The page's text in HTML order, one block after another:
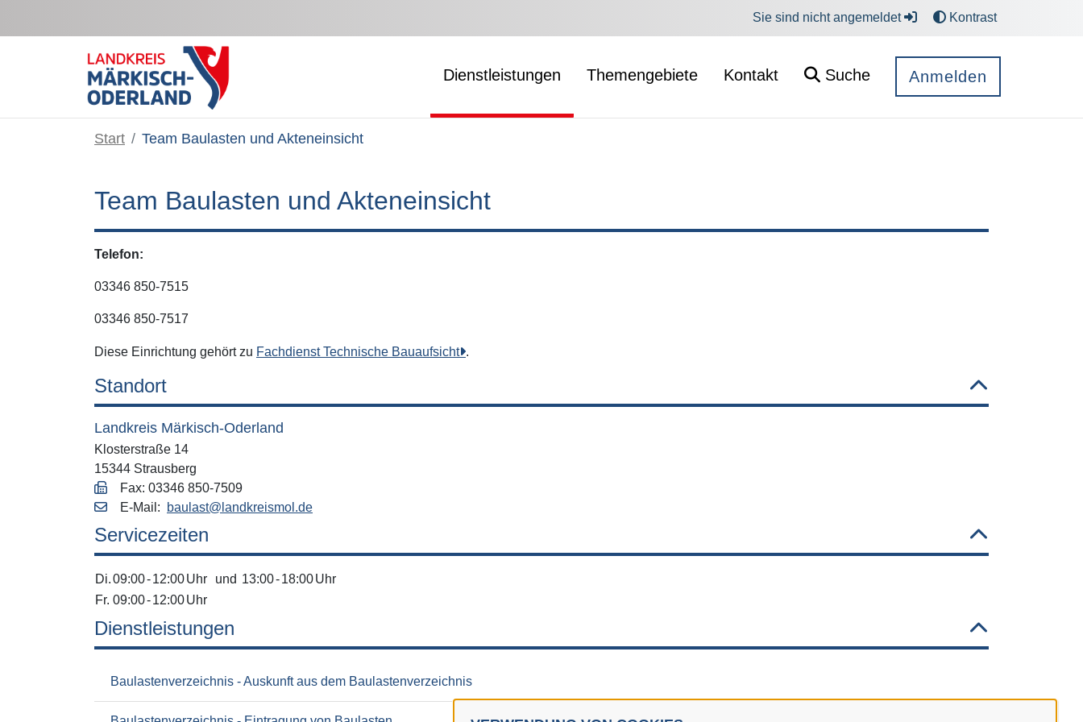
Sie sind nicht angemeldet Kontrast
Dienstleistungen Themengebiete Kontakt Suche Anmelden
Start Team Baulasten und Akteneinsicht
Team Baulasten und Akteneinsicht
Telefon:
03346 850-7515
03346 850-7517
Diese Einrichtung gehört zu Fachdienst Technische Bauaufsicht .
Standort
Landkreis Märkisch-Oderland
Klosterstraße 14
15344 Strausberg
Fax: 03346 850-7509
E‑Mail:
baulast@landkreismol.de
Servicezeiten
Di.09:00-12:00Uhr und 13:00-18:00Uhr
Fr. 09:00-12:00Uhr
Dienstleistungen
Baulastenverzeichnis - Auskunft aus dem Baulastenverzeichnis